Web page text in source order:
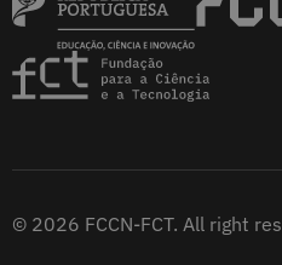
© 2026 FCCN-FCT. All right